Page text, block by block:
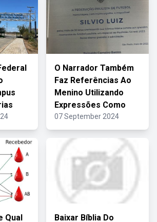
O Narrador Também
Faz Referências Ao
Menino Utilizando
Expressões Como
07 September 2024
Qual Baixar Bíblia Do